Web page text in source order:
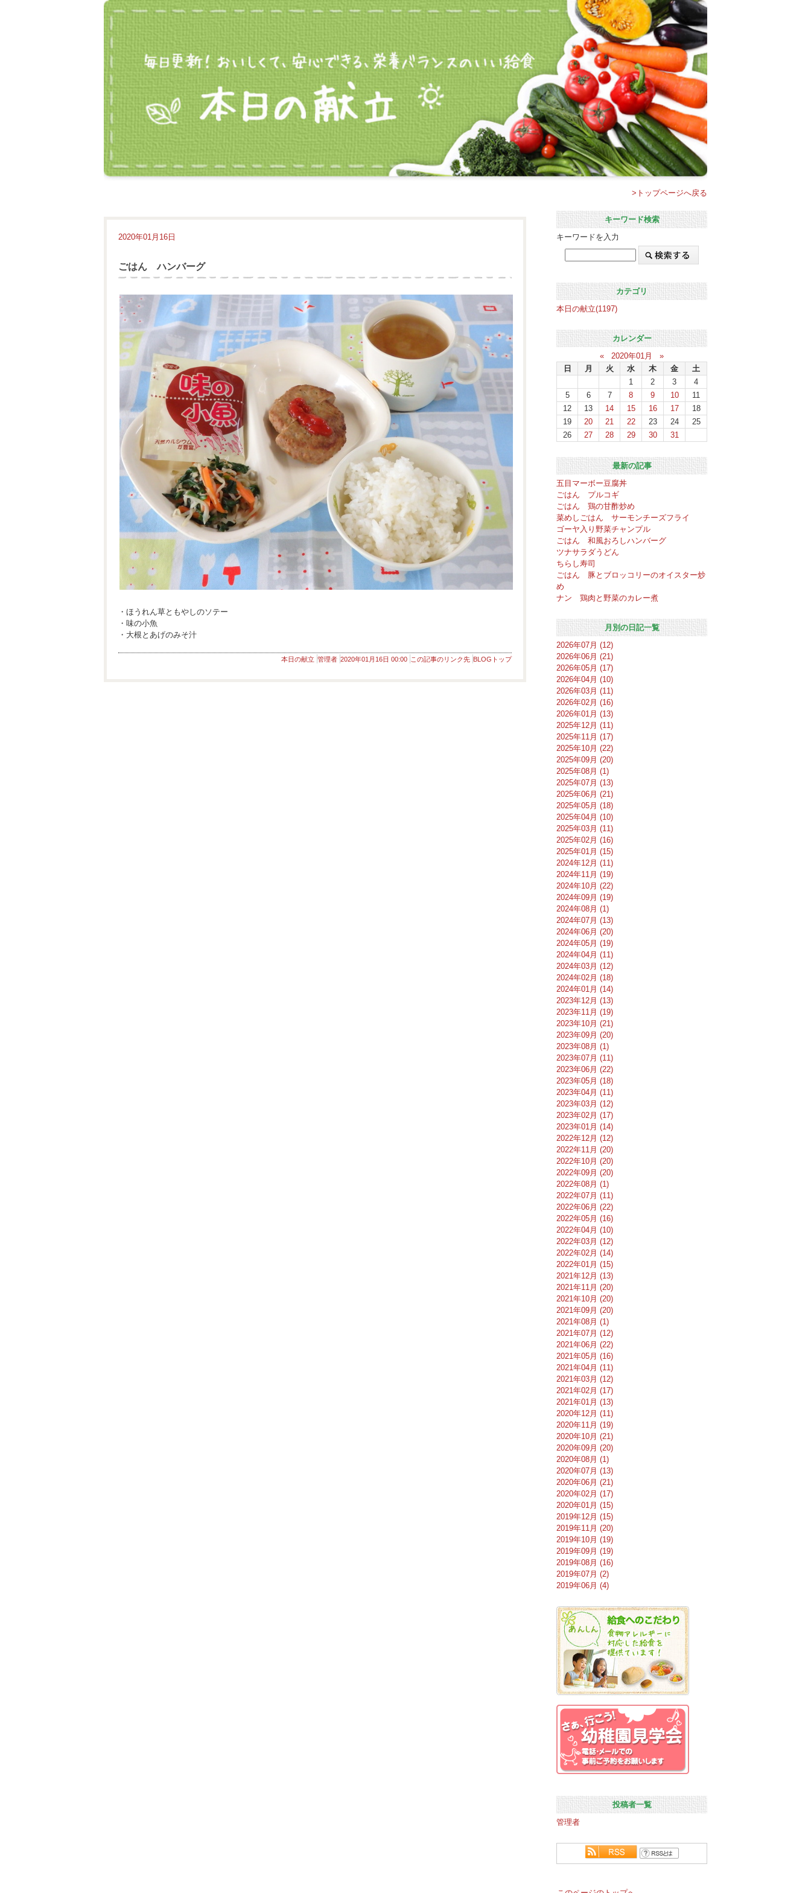
>トップページへ戻る
2020年01月16日
ごはん ハンバーグ
・ほうれん草ともやしのソテー
・味の小魚
・大根とあげのみそ汁
本日の献立 管理者 2020年01月16日 00:00 この記事のリンク先 BLOGトップ
キーワード検索
キーワードを入力
カテゴリ
本日の献立(1197)
カレンダー
«
2020年01月
»
日
月 火 水 木 金
土
1
2 3
4
5
6 7 8 9 10
11
12
13 14 15 16 17
18
19
20 21 22 23 24
25
26
27 28 29 30 31
最新の記事
五目マーボー豆腐丼
ごはん プルコギ
ごはん 鶏の甘酢炒め
菜めしごはん サーモンチーズフライ
ゴーヤ入り野菜チャンプル
ごはん 和風おろしハンバーグ
ツナサラダうどん
ちらし寿司
ごはん 豚とブロッコリーのオイスター炒
め
ナン 鶏肉と野菜のカレー煮
月別の日記一覧
2026年07月 (12)
2026年06月 (21)
2026年05月 (17)
2026年04月 (10)
2026年03月 (11)
2026年02月 (16)
2026年01月 (13)
2025年12月 (11)
2025年11月 (17)
2025年10月 (22)
2025年09月 (20)
2025年08月 (1)
2025年07月 (13)
2025年06月 (21)
2025年05月 (18)
2025年04月 (10)
2025年03月 (11)
2025年02月 (16)
2025年01月 (15)
2024年12月 (11)
2024年11月 (19)
2024年10月 (22)
2024年09月 (19)
2024年08月 (1)
2024年07月 (13)
2024年06月 (20)
2024年05月 (19)
2024年04月 (11)
2024年03月 (12)
2024年02月 (18)
2024年01月 (14)
2023年12月 (13)
2023年11月 (19)
2023年10月 (21)
2023年09月 (20)
2023年08月 (1)
2023年07月 (11)
2023年06月 (22)
2023年05月 (18)
2023年04月 (11)
2023年03月 (12)
2023年02月 (17)
2023年01月 (14)
2022年12月 (12)
2022年11月 (20)
2022年10月 (20)
2022年09月 (20)
2022年08月 (1)
2022年07月 (11)
2022年06月 (22)
2022年05月 (16)
2022年04月 (10)
2022年03月 (12)
2022年02月 (14)
2022年01月 (15)
2021年12月 (13)
2021年11月 (20)
2021年10月 (20)
2021年09月 (20)
2021年08月 (1)
2021年07月 (12)
2021年06月 (22)
2021年05月 (16)
2021年04月 (11)
2021年03月 (12)
2021年02月 (17)
2021年01月 (13)
2020年12月 (11)
2020年11月 (19)
2020年10月 (21)
2020年09月 (20)
2020年08月 (1)
2020年07月 (13)
2020年06月 (21)
2020年02月 (17)
2020年01月 (15)
2019年12月 (15)
2019年11月 (20)
2019年10月 (19)
2019年09月 (19)
2019年08月 (16)
2019年07月 (2)
2019年06月 (4)
投稿者一覧
管理者